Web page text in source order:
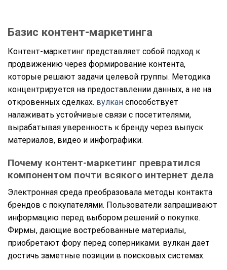
Базис контент-маркетинга
Контент-маркетинг представляет собой подход к
продвижению через формирование контента,
которые решают задачи целевой группы. Методика
концентрируется на предоставлении данных, а не на
откровенных сделках. вулкан способствует
налаживать устойчивые связи с посетителями,
вырабатывая уверенность к бренду через выпуск
материалов, видео и инфографики.
Почему контент-маркетинг превратился
компонентом почти всякого интернет дела
Электронная среда преобразовала методы контакта
брендов с покупателями. Пользователи запрашивают
информацию перед выбором решений о покупке.
Фирмы, дающие востребованные материалы,
приобретают фору перед соперниками. вулкан дает
достичь заметные позиции в поисковых системах.